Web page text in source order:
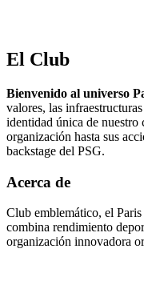
El Club
Bienvenido al universo
valores, las
identidad única de nuestro
organización hasta sus
backstage del PSG.
Acerca de
Club emblemático, el
combina rendimiento
organización innovadora